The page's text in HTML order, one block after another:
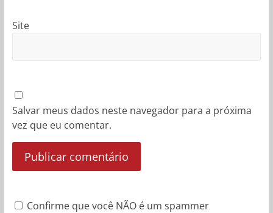
Site
Salvar meus dados neste navegador para a próxima
vez que eu comentar.
Confirme que você NÃO é um spammer